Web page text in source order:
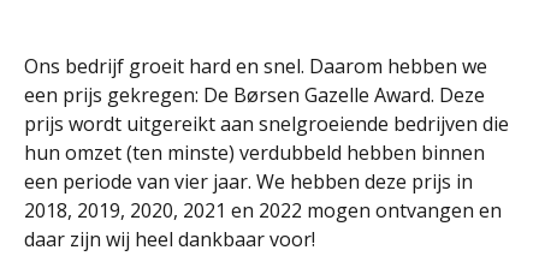
Ons bedrijf groeit hard en snel. Daarom hebben we
een prijs gekregen: De Børsen Gazelle Award. Deze
prijs wordt uitgereikt aan snelgroeiende bedrijven die
hun omzet (ten minste) verdubbeld hebben binnen
een periode van vier jaar. We hebben deze prijs in
2018, 2019, 2020, 2021 en 2022 mogen ontvangen en
daar zijn wij heel dankbaar voor!